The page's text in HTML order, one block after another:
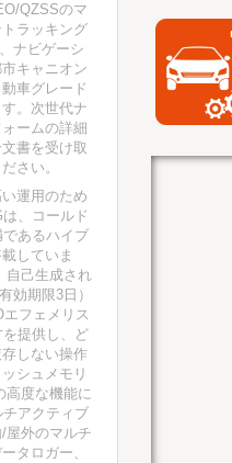
QZSSのマ
ラッキング
ナビゲーシ
キャニオン
車グレード
。次世代ナ
ームの詳細
書を受け取
さい。
運用のため
、コールド
あるハイブ
していま
自己生成され
効期限3日）
フェメリス
を提供し、ど
しない操作
シュメモリ
高度な機能に
アクティブ
屋外のマルチ
タロガー、